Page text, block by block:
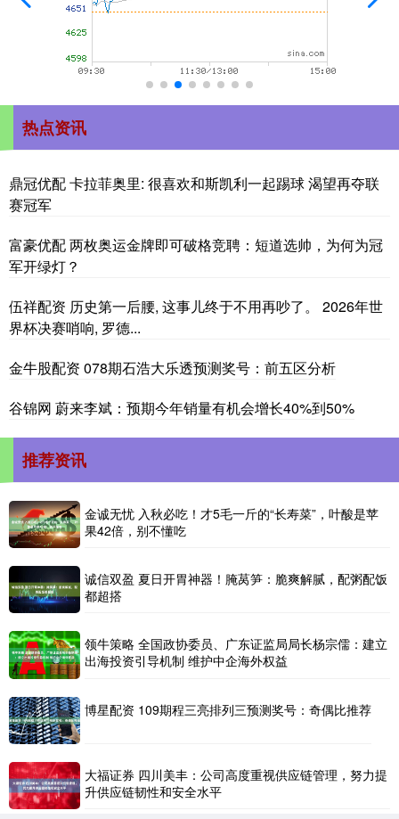
热点资讯
鼎冠优配 卡拉菲奥里: 很喜欢和斯凯利一起踢球 渴望再夺联
赛冠军
富豪优配 两枚奥运金牌即可破格竞聘：短道选帅，为何为冠
军开绿灯？
伍祥配资 历史第一后腰, 这事儿终于不用再吵了。 2026年世
界杯决赛哨响, 罗德...
金牛股配资 078期石浩大乐透预测奖号：前五区分析
谷锦网 蔚来李斌：预期今年销量有机会增长40%到50%
推荐资讯
金诚无忧 入秋必吃！才5毛一斤的“长寿菜”，叶酸是苹
果42倍，别不懂吃
诚信双盈 夏日开胃神器！腌莴笋：脆爽解腻，配粥配饭
都超搭
领牛策略 全国政协委员、广东证监局局长杨宗儒：建立
出海投资引导机制 维护中企海外权益
博星配资 109期程三亮排列三预测奖号：奇偶比推荐
大福证券 四川美丰：公司高度重视供应链管理，努力提
升供应链韧性和安全水平